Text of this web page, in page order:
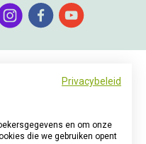
Privacybeleid
en om onze
die we gebruiken opent